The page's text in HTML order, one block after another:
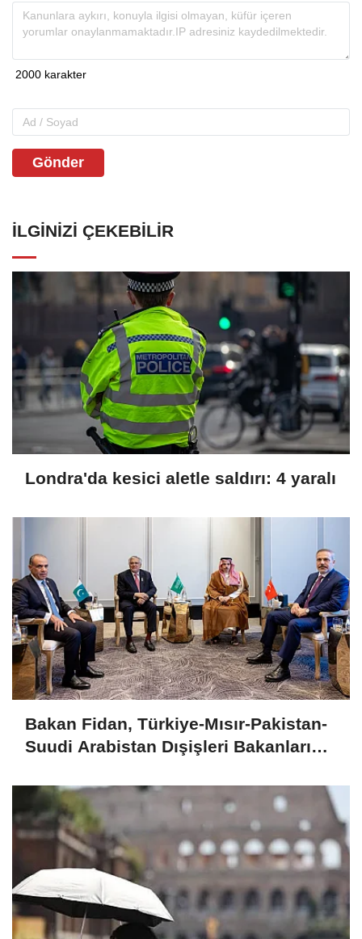
Gönder
İLGINIZI ÇEKEBILIR
Londra'da kesici aletle saldırı: 4 yaralı
Bakan Fidan, Türkiye-Mısır-Pakistan-
Suudi Arabistan Dışişleri Bakanları